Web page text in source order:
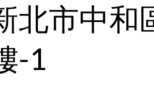
北市中和
-1